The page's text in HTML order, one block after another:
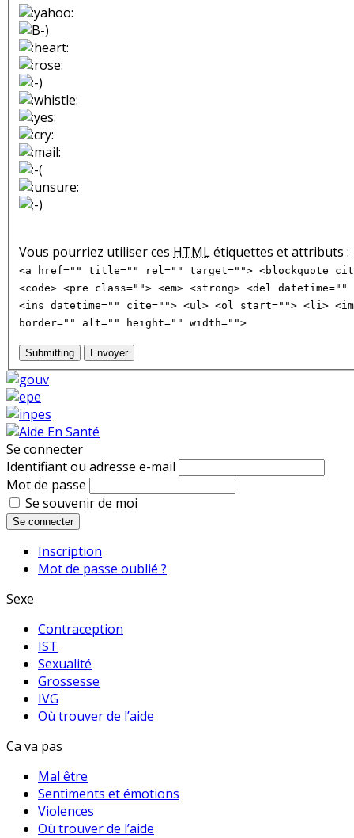
Vous pourriez utiliser ces HTMLétiquettes et attributs :
<a href="" title="" rel="" target=""> <blockquote
<code> <pre class=""> <em> <strong> <del
<ins datetime="" cite=""> <ul> <ol start=""> <li>
border="" alt="" height="" width="">
Submitting Envoyer
Se connecter
Identifiant ou adresse e-mail
Mot de passe
Se souvenir de moi
Se connecter
Inscription
Mot de passe oublié ?
Sexe
Contraception
IST
Sexualité
Grossesse
IVG
Où trouver de l’aide
Ca va pas
Mal être
Sentiments et émotions
Violences
Où trouver de l’aide